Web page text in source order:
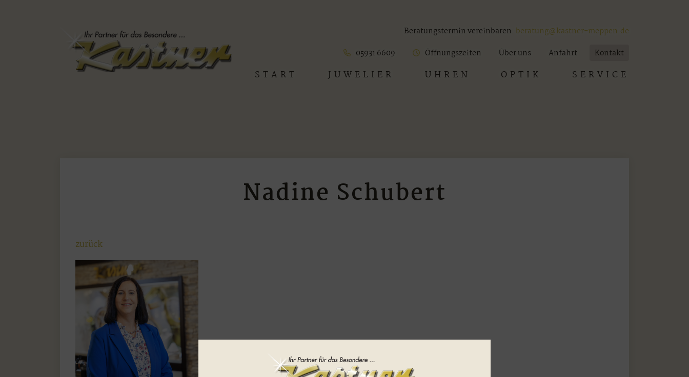
Beratungstermin vereinbaren: beratung@kastner-meppen.de
05931 6609
Öffnungszeiten Über uns Anfahrt Kontakt
START JUWELIER UHREN OPTIK SERVICE
Nadine Schubert
zurück